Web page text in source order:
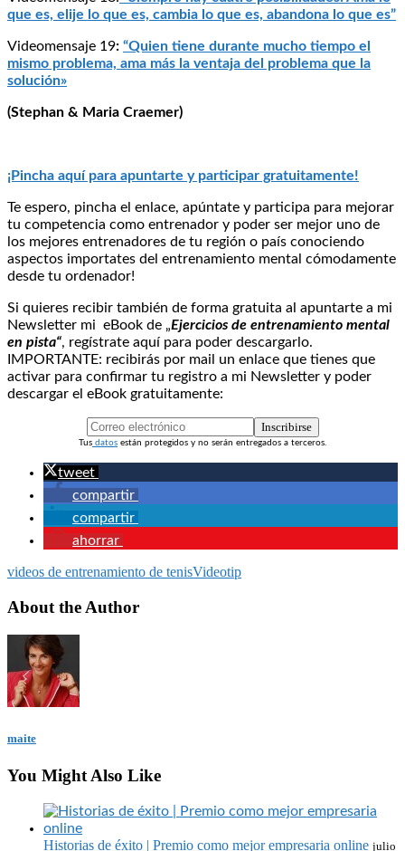
que es, elije lo que es, cambia lo que es, abandona lo que es”
Videomensaje 19: “Quien tiene durante mucho tiempo el
mismo problema, ama más la ventaja del problema que la
solución»
(Stephan & Maria Craemer)
¡Pincha aquí para apuntarte y participar gratuitamente!
Te espero, pincha el enlace, apúntate y participa para mejorar
tu competencia como entrenador y poder ser mejor uno de
los mejores entrenadores de tu región o país conociendo
aspectos importates del entrenamiento mental cómodamente
desde tu ordenador!
Si quieres recibir también de forma gratuita al apuntarte a mi
Newsletter mi eBook de „Ejercicios de entrenamiento mental
en pista“, regístrate aquí para poder descargarlo.
IMPORTANTE: recibirás por mail un enlace que tienes que
activar para confirmar tu registro a mi Newsletter y poder
descargar el eBook gratuitamente:
Inscribirse
Tus datos están protegidos y no serán entregados a terceros.
tweet
compartir
compartir
ahorrar
videos de entrenamiento de tenisVideotip
About the Author
maite
You Might Also Like
Historias de éxito | Premio como mejor empresaria online julio